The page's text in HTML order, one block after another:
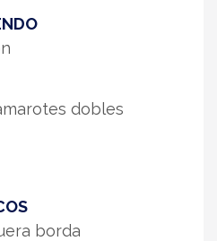
dobles
borda